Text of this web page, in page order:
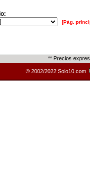
[Pág.
** Precios
© 2002/2022 Solo10.com